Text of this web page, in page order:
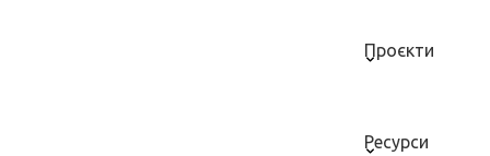
Проєкти
Ресурси